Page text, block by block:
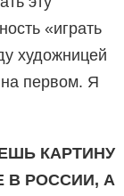
«играть
художницей
первом. Я
КАРТИНУ
В РОССИИ, А